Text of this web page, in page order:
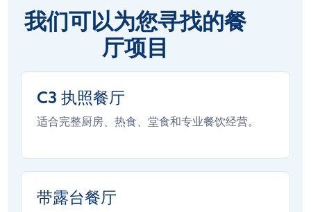
我们可以为您寻找的餐
厅项目
C3 执照餐厅
适合完整厨房、热食、堂食和专业餐饮经营。
带露台餐厅